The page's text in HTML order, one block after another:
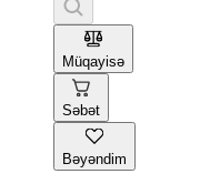
Müqayisə
Səbət
Bəyəndim